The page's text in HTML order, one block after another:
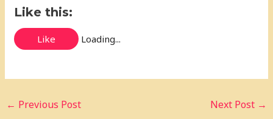
Like this:
Like Loading...
← Previous Post Next Post →